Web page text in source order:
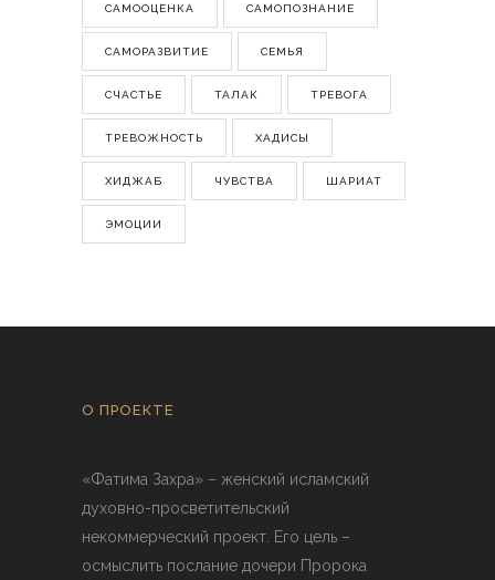
САМООЦЕНКА САМОПОЗНАНИЕ
САМОРАЗВИТИЕ СЕМЬЯ
СЧАСТЬЕ ТАЛАК ТРЕВОГА
ТРЕВОЖНОСТЬ ХАДИСЫ
ХИДЖАБ ЧУВСТВА ШАРИАТ
ЭМОЦИИ
О ПРОЕКТЕ
«Фатима Захра» – женский исламский
духовно-просветительский
некоммерческий проект. Его цель –
осмыслить послание дочери Пророка